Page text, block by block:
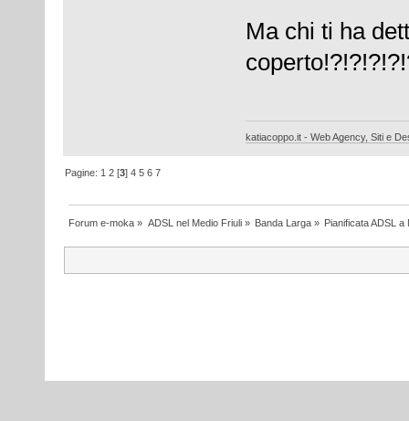
Ma chi ti ha
katiacoppo.it - Web Agency, Siti e
Pagine:1 2 [3]4 5 6 7
Forum e-moka » ADSL nel Medio Friuli» Banda Larga» Pianificata ADSL